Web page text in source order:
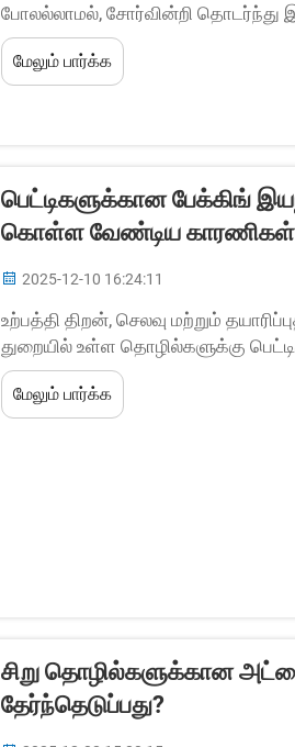
போலல்லாமல், சோர்வின்றி தொடர்ந்து
இயந்திரத்தின் முக்கிய நன்மைகளில்
ஆயிரக்கணக்கான...
மேலும் பார்க்க
பெட்டிகளுக்கான பேக்கிங்
கொள்ள வேண்டிய
2025-12-10 16:24:11
உற்பத்தி திறன், செலவு மற்றும்
துறையில் உள்ள தொழில்களுக்கு
மிகவும் முக்கியமானது.
கிடைக்கும் நிலையில்...
மேலும் பார்க்க
சிறு தொழில்களுக்கான
தேர்ந்தெடுப்பது?